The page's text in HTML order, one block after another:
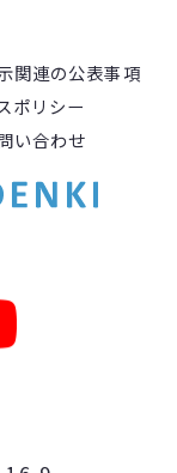
関連の公表事項
ポリシー
い合わせ